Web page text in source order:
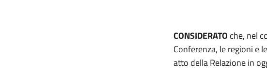
CONSIDERATO che, nel
Conferenza, le regioni e
atto della Relazione in